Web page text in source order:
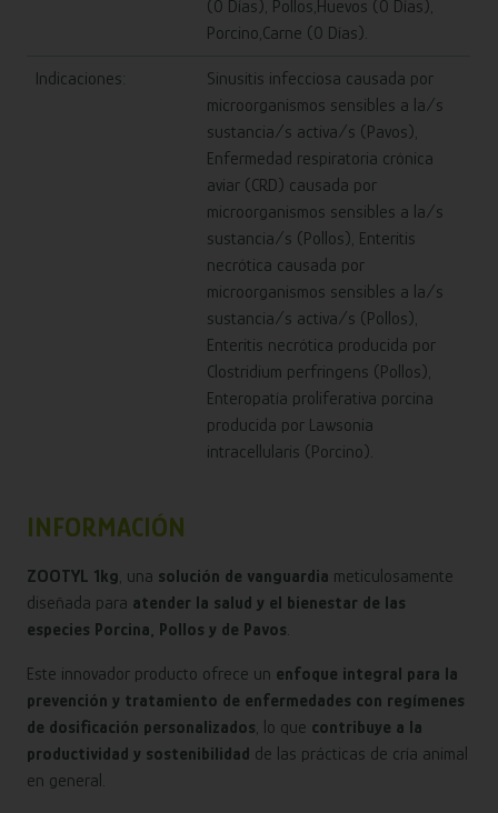
(0 Días), Pollos,Huevos (0 Días),
Porcino,Carne (0 Días).
Indicaciones:
Sinusitis infecciosa causada por
microorganismos sensibles a la/s
sustancia/s activa/s (Pavos),
Enfermedad respiratoria crónica
aviar (CRD) causada por
microorganismos sensibles a la/s
sustancia/s (Pollos), Enteritis
necrótica causada por
microorganismos sensibles a la/s
sustancia/s activa/s (Pollos),
Enteritis necrótica producida por
Clostridium perfringens (Pollos),
Enteropatía proliferativa porcina
producida por Lawsonia
intracellularis (Porcino).
INFORMACIÓN
ZOOTYL 1kg, una solución de vanguardia meticulosamente
diseñada para atender la salud y el bienestar de las
especies Porcina, Pollos y de Pavos.
Este innovador producto ofrece un enfoque integral para la
prevención y tratamiento de enfermedades con regímenes
de dosificación personalizados, lo que contribuye a la
productividad y sostenibilidad de las prácticas de cría animal
en general.